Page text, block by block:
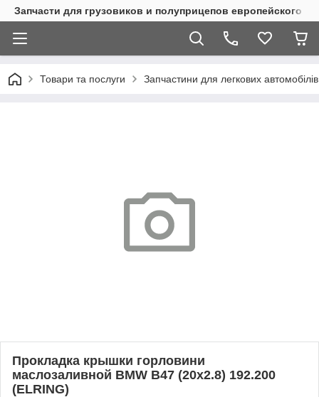
Запчасти для грузовиков и полуприцепов европейского
Товари та послуги Запчастини для легкових автомобілів
Прокладка крышки горловини
маслозаливной BMW B47 (20x2.8) 192.200
(ELRING)